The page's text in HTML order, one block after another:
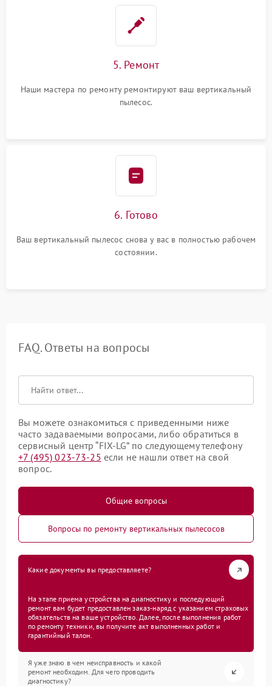
5. Ремонт
Наши мастера по ремонту ремонтируют ваш вертикальный
пылесос.
6. Готово
Ваш вертикальный пылесос снова у вас в полностью рабочем
состоянии.
FAQ. Ответы на вопросы
Вы можете ознакомиться с приведенными ниже
часто задаваемыми вопросами, либо обратиться в
сервисный центр “FIX-LG” по следующему телефону
+7 (495) 023-73-25 если не нашли ответ на свой
вопрос.
Общие вопросы
Вопросы по ремонту вертикальных пылесосов
Какие документы вы предоставляете?
На этапе приема устройства на диагностику и последующий
ремонт вам будет предоставлен заказ-наряд с указанием страховых
обязательств на ваше устройство. Далее, после выполнения работ
по ремонту техники, вы получите акт выполненных работ и
гарантийный талон.
Я уже знаю в чем неисправность и какой
ремонт необходим. Для чего проводить
диагностику?